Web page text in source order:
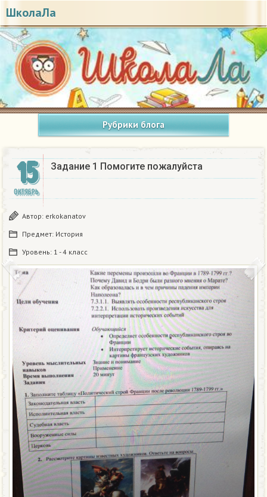
ШколаЛа
Рубрики блога
15
ОКТЯБРЬ
Задание 1 Помогите пожалуйста
Автор: erkokanatov
Предмет: История
Уровень: 1 - 4 класс